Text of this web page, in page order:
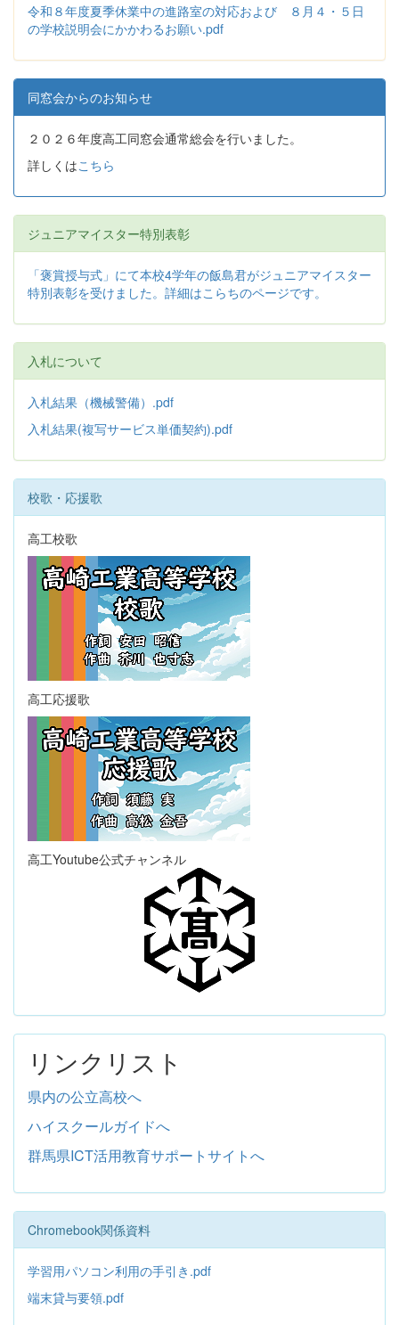
令和８年度夏季休業中の進路室の対応および ８月４・５日
の学校説明会にかかわるお願い.pdf
同窓会からのお知らせ
２０２６年度高工同窓会通常総会を行いました。
詳しくはこちら
ジュニアマイスター特別表彰
「褒賞授与式」にて本校4学年の飯島君がジュニアマイスター
特別表彰を受けました。詳細はこらちのページです。
入札について
入札結果（機械警備）.pdf
入札結果(複写サービス単価契約).pdf
校歌・応援歌
高工校歌
高工応援歌
高工Youtube公式チャンネル
リンクリスト
県内の公立高校へ
ハイスクールガイドへ
群馬県ICT活用教育サポートサイトへ
Chromebook関係資料
学習用パソコン利用の手引き.pdf
端末貸与要領.pdf